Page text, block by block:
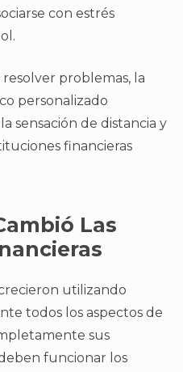
con estrés
problemas, la
personalizado
sensación de distancia y
financieras
Las
utilizando
todos los aspectos de
sus
funcionar los